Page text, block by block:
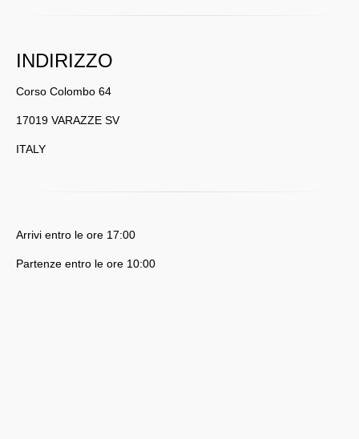
INDIRIZZO
Corso Colombo 64
17019 VARAZZE SV
ITALY
Arrivi entro le ore 17:00
Partenze entro le ore 10:00